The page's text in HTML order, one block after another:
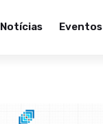
Notícias Eventos